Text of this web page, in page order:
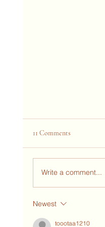
An upgraded
11 Comments
Write a comment...
Newest
toootaa1210